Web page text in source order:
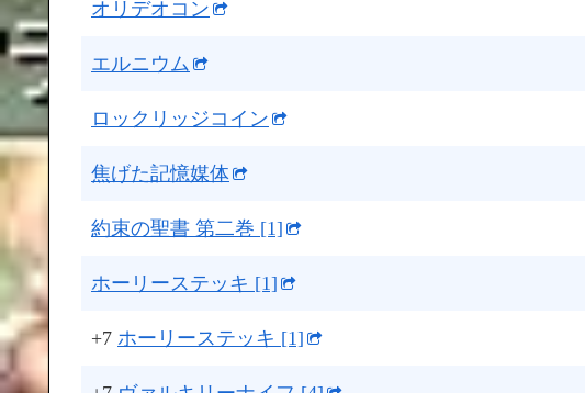
オリデオコン
エルニウム
ロックリッジコイン
焦げた記憶媒体
約束の聖書 第二巻 [1]
ホーリーステッキ [1]
+7 ホーリーステッキ [1]